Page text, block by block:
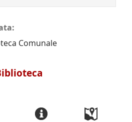
Comunale